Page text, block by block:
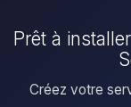
Prêt à
Créez votre